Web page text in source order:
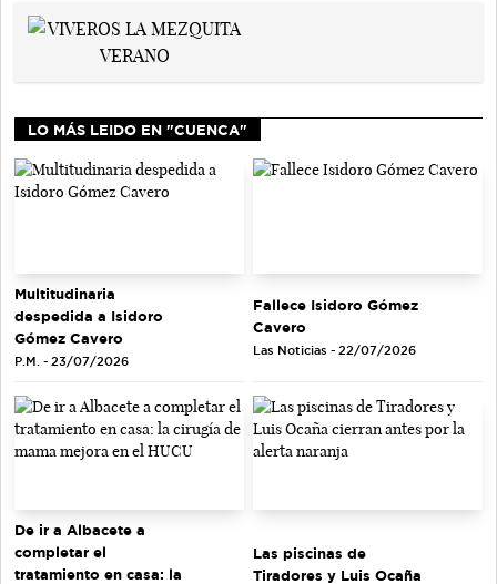
LO MÁS LEIDO EN "CUENCA"
Multitudinaria
despedida a Isidoro
Gómez Cavero
P.M. - 23/07/2026
Fallece Isidoro Gómez
Cavero
Las Noticias - 22/07/2026
De ir a Albacete a
completar el
tratamiento en casa: la
Las piscinas de
Tiradores y Luis Ocaña